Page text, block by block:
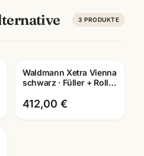
3 PRODUKTE
Gravur
Waldmann Xetra Vienna
schwarz · Füller + Roller
Mannheim
412,00 €